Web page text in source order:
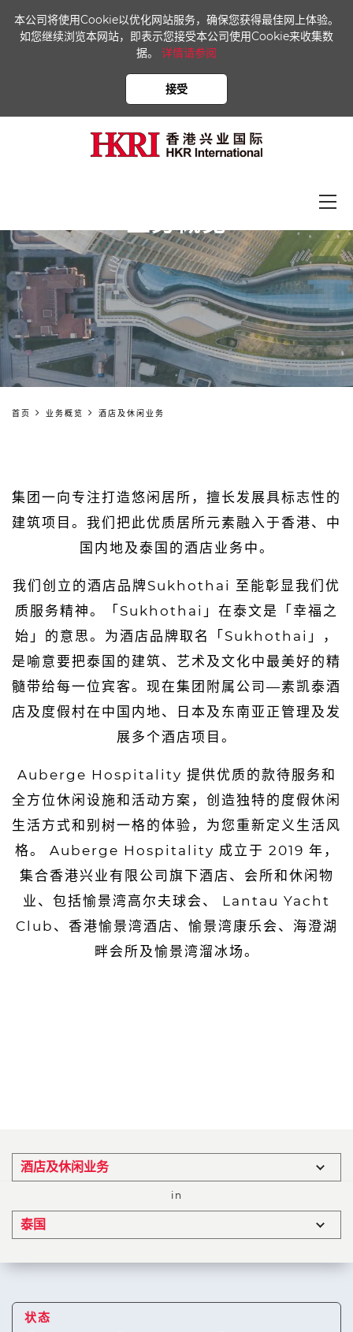
本公司将使用Cookie以优化网站服务，确保您获得最佳网上体验。
如您继续浏览本网站，即表示您接受本公司使用Cookie来收集数
据。 详情请参阅
接受
首页 业务概览 酒店及休闲业务
集团一向专注打造悠闲居所，擅长发展具标志性的
建筑项目。我们把此优质居所元素融入于香港、中
国内地及泰国的酒店业务中。
我们创立的酒店品牌Sukhothai 至能彰显我们优
质服务精神。「Sukhothai」在泰文是「幸福之
始」的意思。为酒店品牌取名「Sukhothai」，
是喻意要把泰国的建筑、艺术及文化中最美好的精
髓带给每一位宾客。现在集团附属公司—素凯泰酒
店及度假村在中国内地、日本及东南亚正管理及发
展多个酒店项目。
Auberge Hospitality 提供优质的款待服务和
全方位休闲设施和活动方案，创造独特的度假休闲
生活方式和别树一格的体验，为您重新定义生活风
格。 Auberge Hospitality 成立于 2019 年，
集合香港兴业有限公司旗下酒店、会所和休闲物
业、包括愉景湾高尔夫球会、 Lantau Yacht
Club、香港愉景湾酒店、愉景湾康乐会、海澄湖
畔会所及愉景湾溜冰场。
in
状态